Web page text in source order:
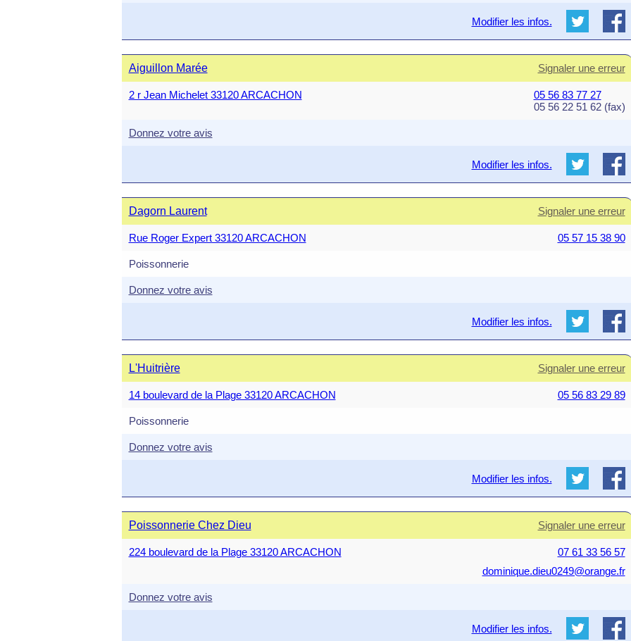
Modifier les infos.
Aiguillon Marée Signaler une erreur
2 r Jean Michelet 33120 ARCACHON
05 56 83 77 27
05 56 22 51 62 (fax)
Donnez votre avis
Modifier les infos.
Dagorn Laurent Signaler une erreur
Rue Roger Expert 33120 ARCACHON 05 57 15 38 90
Poissonnerie
Donnez votre avis
Modifier les infos.
L'Huitrière Signaler une erreur
14 boulevard de la Plage 33120 ARCACHON 05 56 83 29 89
Poissonnerie
Donnez votre avis
Modifier les infos.
Poissonnerie Chez Dieu Signaler une erreur
224 boulevard de la Plage 33120 ARCACHON
07 61 33 56 57
dominique.dieu0249@orange.fr
Donnez votre avis
Modifier les infos.